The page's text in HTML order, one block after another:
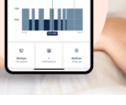
Kindara aplikacja NPR